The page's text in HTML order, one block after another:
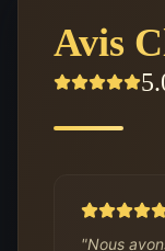
Avis
"Nous